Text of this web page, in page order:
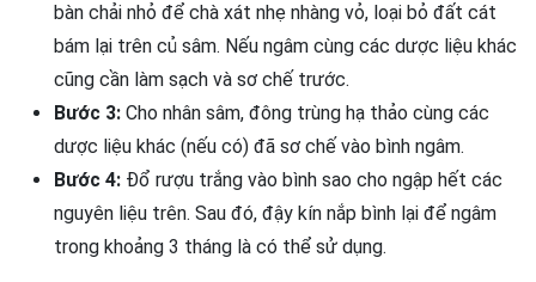
bàn chải nhỏ để chà xát nhẹ nhàng vỏ, loại bỏ đất cát
bám lại trên củ sâm. Nếu ngâm cùng các dược liệu khác
cũng cần làm sạch và sơ chế trước.
Bước 3: Cho nhân sâm, đông trùng hạ thảo cùng các
dược liệu khác (nếu có) đã sơ chế vào bình ngâm.
Bước 4: Đổ rượu trắng vào bình sao cho ngập hết các
nguyên liệu trên. Sau đó, đậy kín nắp bình lại để ngâm
trong khoảng 3 tháng là có thể sử dụng.